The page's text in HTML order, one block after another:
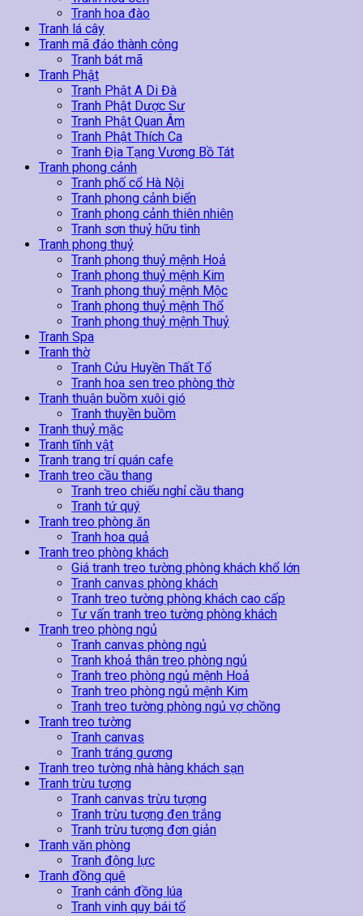
Tranh hoa đào
Tranh lá cây
Tranh mã đáo thành công
Tranh bát mã
Tranh Phật
Tranh Phật A Di Đà
Tranh Phật Dược Sư
Tranh Phật Quan Âm
Tranh Phật Thích Ca
Tranh Địa Tạng Vương Bồ Tát
Tranh phong cảnh
Tranh phố cổ Hà Nội
Tranh phong cảnh biển
Tranh phong cảnh thiên nhiên
Tranh sơn thuỷ hữu tình
Tranh phong thuỷ
Tranh phong thuỷ mệnh Hoả
Tranh phong thuỷ mệnh Kim
Tranh phong thuỷ mệnh Mộc
Tranh phong thuỷ mệnh Thổ
Tranh phong thuỷ mệnh Thuỷ
Tranh Spa
Tranh thờ
Tranh Cửu Huyền Thất Tổ
Tranh hoa sen treo phòng thờ
Tranh thuận buồm xuôi gió
Tranh thuyền buồm
Tranh thuỷ mặc
Tranh tĩnh vật
Tranh trang trí quán cafe
Tranh treo cầu thang
Tranh treo chiếu nghỉ cầu thang
Tranh tứ quý
Tranh treo phòng ăn
Tranh hoa quả
Tranh treo phòng khách
Giá tranh treo tường phòng khách khổ lớn
Tranh canvas phòng khách
Tranh treo tường phòng khách cao cấp
Tư vấn tranh treo tường phòng khách
Tranh treo phòng ngủ
Tranh canvas phòng ngủ
Tranh khoả thân treo phòng ngủ
Tranh treo phòng ngủ mệnh Hoả
Tranh treo phòng ngủ mệnh Kim
Tranh treo tường phòng ngủ vợ chồng
Tranh treo tường
Tranh canvas
Tranh tráng gương
Tranh treo tường nhà hàng khách sạn
Tranh trừu tượng
Tranh canvas trừu tượng
Tranh trừu tượng đen trắng
Tranh trừu tượng đơn giản
Tranh văn phòng
Tranh động lực
Tranh đồng quê
Tranh cánh đồng lúa
Tranh vinh quy bái tổ